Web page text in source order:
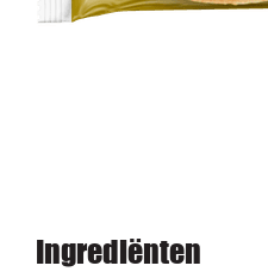
Ingrediënten